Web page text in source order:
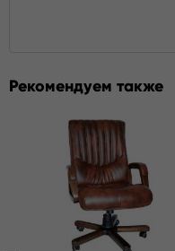
Рекомендуем также